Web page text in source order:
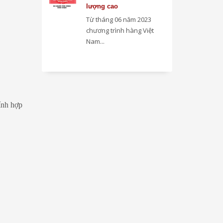
hợp
lượng cao
Từ tháng 06 năm 2023
chương trình hàng Việt
Nam...